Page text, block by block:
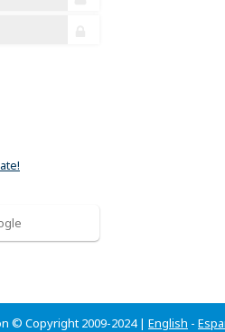
© Copyright 2009-2024 | English -